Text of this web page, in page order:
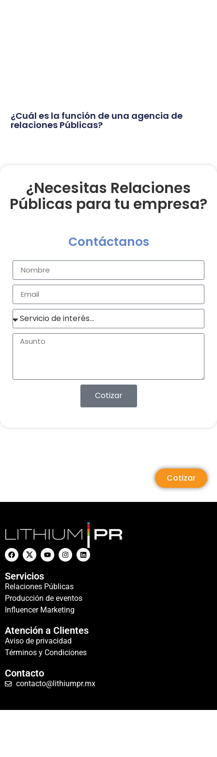
¿Cuál es la función de una agencia de
relaciones Públicas?
¿Necesitas Relaciones
Públicas para tu empresa?
Contáctanos
Cotizar
Cotizar
Servicios
Relaciones Públicas
Producción de eventos
Influencer Marketing
Atención a Clientes
Aviso de privacidad
Términos y Condiciones
Contacto
contacto@lithiumpr.mx